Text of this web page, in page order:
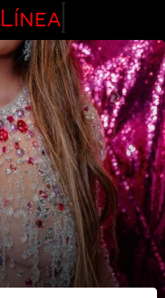
Línea